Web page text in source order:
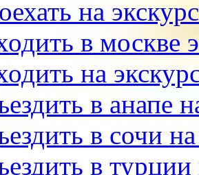
на
в москве
на
в анапе
в сочи
в